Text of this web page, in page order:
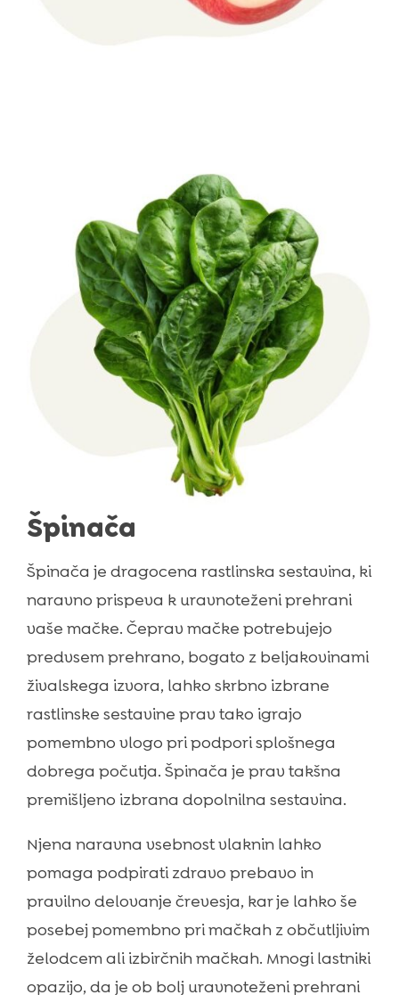
Špinača
Špinača je dragocena rastlinska sestavina, ki
naravno prispeva k uravnoteženi prehrani
vaše mačke. Čeprav mačke potrebujejo
predvsem prehrano, bogato z beljakovinami
živalskega izvora, lahko skrbno izbrane
rastlinske sestavine prav tako igrajo
pomembno vlogo pri podpori splošnega
dobrega počutja. Špinača je prav takšna
premišljeno izbrana dopolnilna sestavina.
Njena naravna vsebnost vlaknin lahko
pomaga podpirati zdravo prebavo in
pravilno delovanje črevesja, kar je lahko še
posebej pomembno pri mačkah z občutljivim
želodcem ali izbirčnih mačkah. Mnogi lastniki
opazijo, da je ob bolj uravnoteženi prehrani